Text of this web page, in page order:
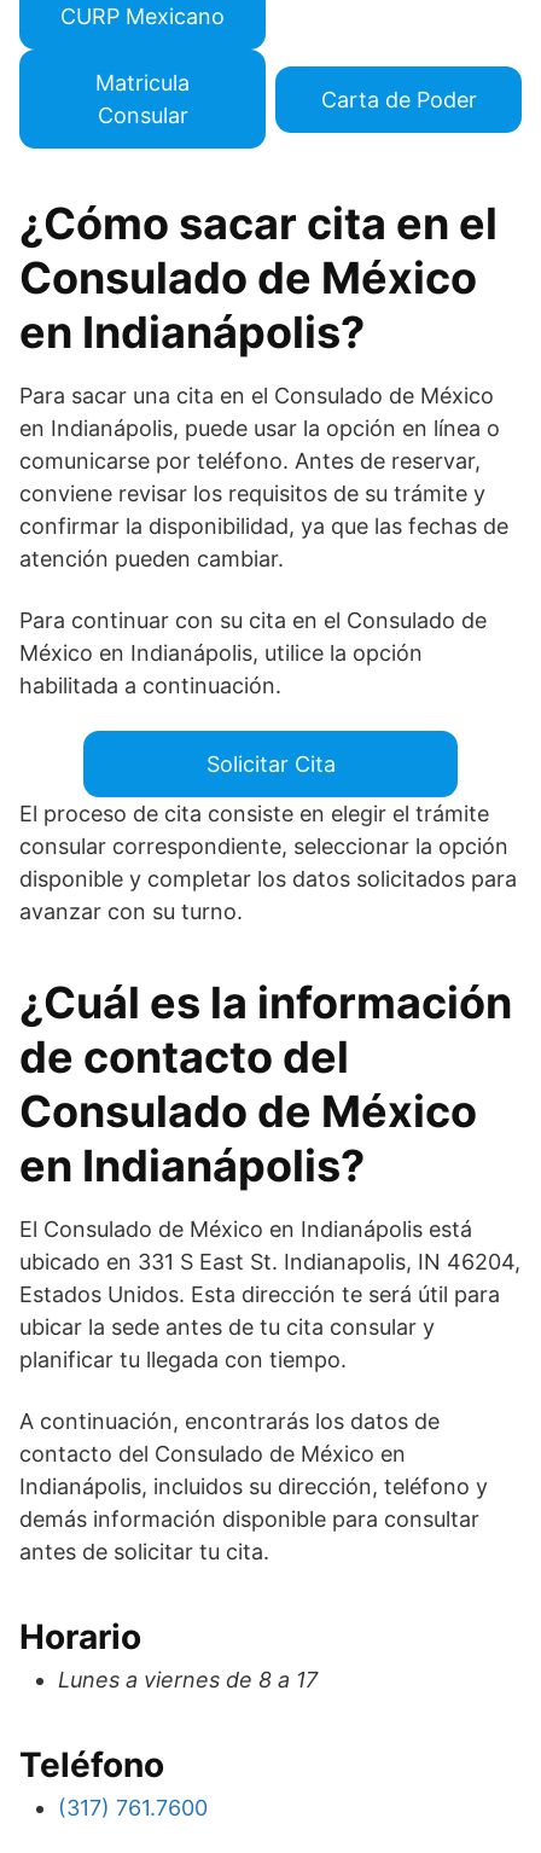
CURP Mexicano
Matricula
Consular
Carta de Poder
¿Cómo sacar cita en el
Consulado de México
en Indianápolis?
Para sacar una cita en el Consulado de México
en Indianápolis, puede usar la opción en línea o
comunicarse por teléfono. Antes de reservar,
conviene revisar los requisitos de su trámite y
confirmar la disponibilidad, ya que las fechas de
atención pueden cambiar.
Para continuar con su cita en el Consulado de
México en Indianápolis, utilice la opción
habilitada a continuación.
Solicitar Cita
El proceso de cita consiste en elegir el trámite
consular correspondiente, seleccionar la opción
disponible y completar los datos solicitados para
avanzar con su turno.
¿Cuál es la información
de contacto del
Consulado de México
en Indianápolis?
El Consulado de México en Indianápolis está
ubicado en 331 S East St. Indianapolis, IN 46204,
Estados Unidos. Esta dirección te será útil para
ubicar la sede antes de tu cita consular y
planificar tu llegada con tiempo.
A continuación, encontrarás los datos de
contacto del Consulado de México en
Indianápolis, incluidos su dirección, teléfono y
demás información disponible para consultar
antes de solicitar tu cita.
Horario
Lunes a viernes de 8 a 17
Teléfono
(317) 761.7600